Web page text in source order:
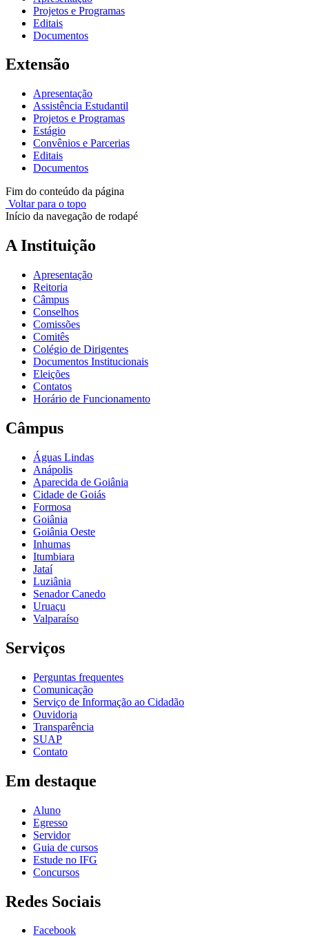
Projetos e Programas
Editais
Documentos
Extensão
Apresentação
Assistência Estudantil
Projetos e Programas
Estágio
Convênios e Parcerias
Editais
Documentos
Fim do conteúdo da página
Voltar para o topo
Início da navegação de rodapé
A Instituição
Apresentação
Reitoria
Câmpus
Conselhos
Comissões
Comitês
Colégio de Dirigentes
Documentos Institucionais
Eleições
Contatos
Horário de Funcionamento
Câmpus
Águas Lindas
Anápolis
Aparecida de Goiânia
Cidade de Goiás
Formosa
Goiânia
Goiânia Oeste
Inhumas
Itumbiara
Jataí
Luziânia
Senador Canedo
Uruaçu
Valparaíso
Serviços
Perguntas frequentes
Comunicação
Serviço de Informação ao Cidadão
Ouvidoria
Transparência
SUAP
Contato
Em destaque
Aluno
Egresso
Servidor
Guia de cursos
Estude no IFG
Concursos
Redes Sociais
Facebook